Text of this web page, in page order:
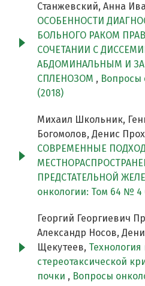
Станжевский, Анна
ОСОБЕННОСТИ
БОЛЬНОГО РАКОМ
СОЧЕТАНИИ С
АБДОМИНАЛЬНЫМ И
СПЛЕНОЗОМ , Вопросы
(2018)
Михаил Школьник,
Богомолов, Денис
СОВРЕМЕННЫЕ
ПРЕДСТАТЕЛЬНОЙ
онкологии: Том 64 № 4
Георгий Георгиевич
Александр Носов,
Щекутеев,
стереотаксической
почки , Вопросы